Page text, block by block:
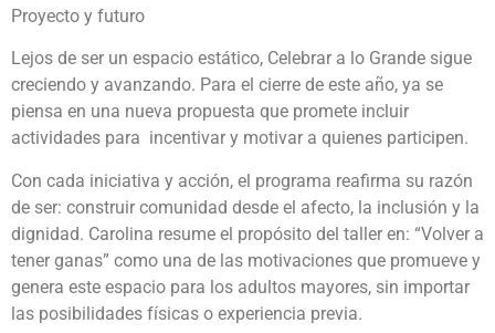
Proyecto y futuro
Lejos de ser un espacio estático, Celebrar a lo Grande sigue
creciendo y avanzando. Para el cierre de este año, ya se
piensa en una nueva propuesta que promete incluir
actividades para incentivar y motivar a quienes participen.
Con cada iniciativa y acción, el programa reafirma su razón
de ser: construir comunidad desde el afecto, la inclusión y la
dignidad. Carolina resume el propósito del taller en: “Volver a
tener ganas” como una de las motivaciones que promueve y
genera este espacio para los adultos mayores, sin importar
las posibilidades físicas o experiencia previa.